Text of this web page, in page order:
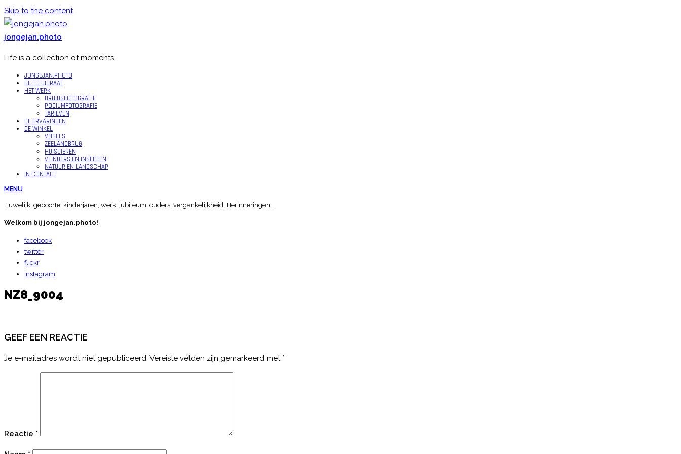
Skip to the content
jongejan.photo
Life is a collection of moments
JONGEJAN.PHOTO
DE FOTOGRAAF
HET WERK
BRUIDSFOTOGRAFIE
PODIUMFOTOGRAFIE
TARIEVEN
DE ERVARINGEN
DE WINKEL
VOGELS
ZEELANDBRUG
HUISDIEREN
VLINDERS EN INSECTEN
NATUUR EN LANDSCHAP
IN CONTACT
MENU
Huwelijk, geboorte, kinderjaren, werk, jubileum, ouders, vergankelijkheid. Herinneringen…
Welkom bij jongejan.photo!
facebook
twitter
flickr
instagram
NZ8_9004
GEEF EEN REACTIE
Je e-mailadres wordt niet gepubliceerd. Vereiste velden zijn gemarkeerd met *
Reactie *